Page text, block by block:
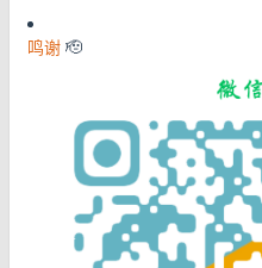
鸣谢 🫡